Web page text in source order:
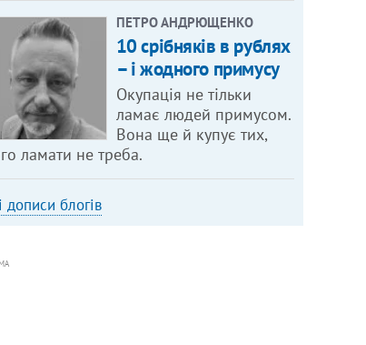
ПЕТРО АНДРЮЩЕНКО
10 срібняків в рублях
– і жодного примусу
Окупація не тільки
ламає людей примусом.
Вона ще й купує тих,
ламати не треба.
дописи блогів